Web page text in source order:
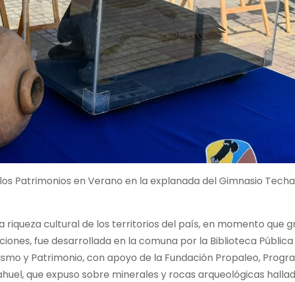
Patrimonios en Verano en la explanada del Gimnasio
riqueza cultural de los territorios del país, en momento que
fue desarrollada en la comuna por la Biblioteca Pública
y Patrimonio, con apoyo de la Fundación Propaleo,
que expuso sobre minerales y rocas arqueológicas